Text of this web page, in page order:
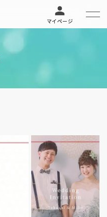
マイページ